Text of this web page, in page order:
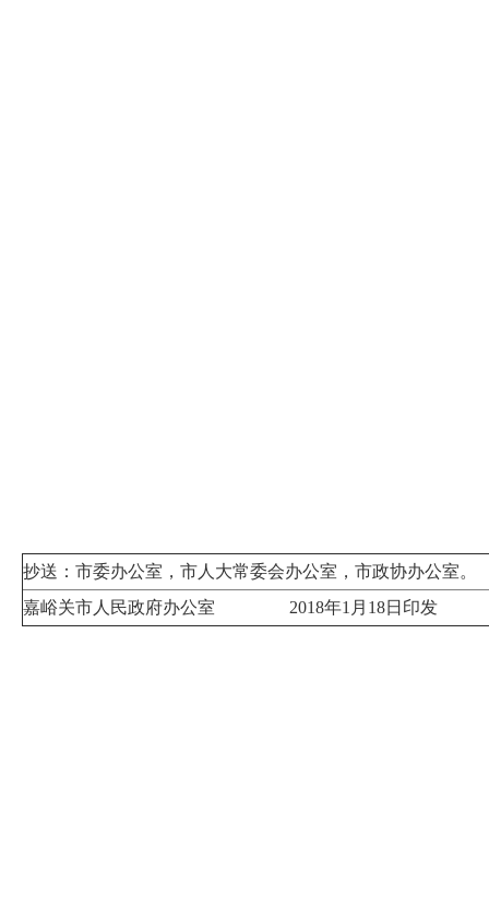
抄送：市委办公室，市人大常委会办公室，市政协办公室。
嘉峪关市人民政府办公室
2018年1 月 18日印发